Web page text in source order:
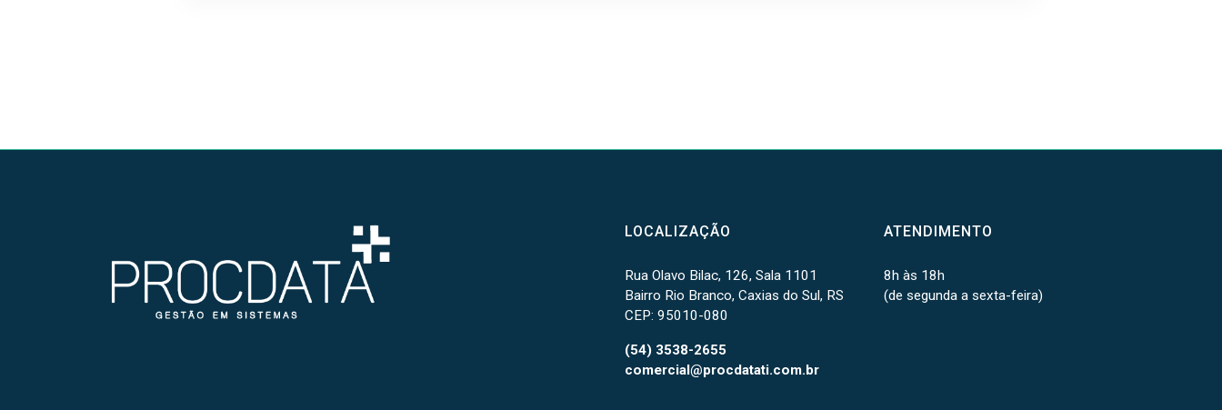
LOCALIZAÇÃO
Rua Olavo Bilac, 126, Sala 1101
Bairro Rio Branco, Caxias do Sul, RS
CEP: 95010-080
(54) 3538-2655
comercial@procdatati.com.br
ATENDIMENTO
8h às 18h
(de segunda a sexta-feira)